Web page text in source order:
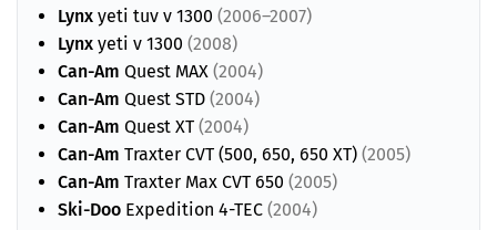
Lynx yeti tuv v 1300 (2006–2007)
Lynx yeti v 1300 (2008)
Can-Am Quest MAX (2004)
Can-Am Quest STD (2004)
Can-Am Quest XT (2004)
Can-Am Traxter CVT (500, 650, 650 XT) (2005)
Can-Am Traxter Max CVT 650 (2005)
Ski-Doo Expedition 4-TEC (2004)